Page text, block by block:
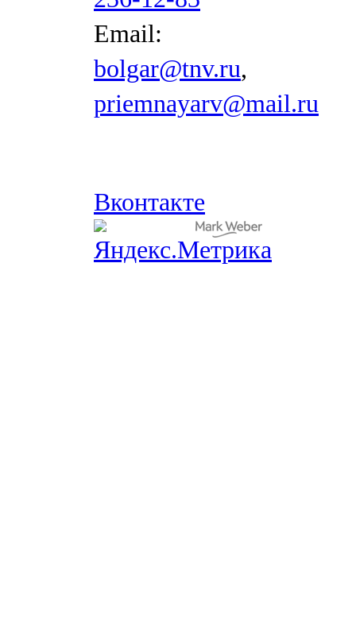
Email:
bolgar@tnv.ru,
priemnayarv@mail.ru
Вконтакте